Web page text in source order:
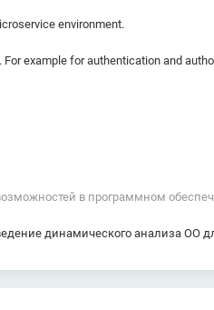
environment.
example for authentication and
в программном
динамического анализа